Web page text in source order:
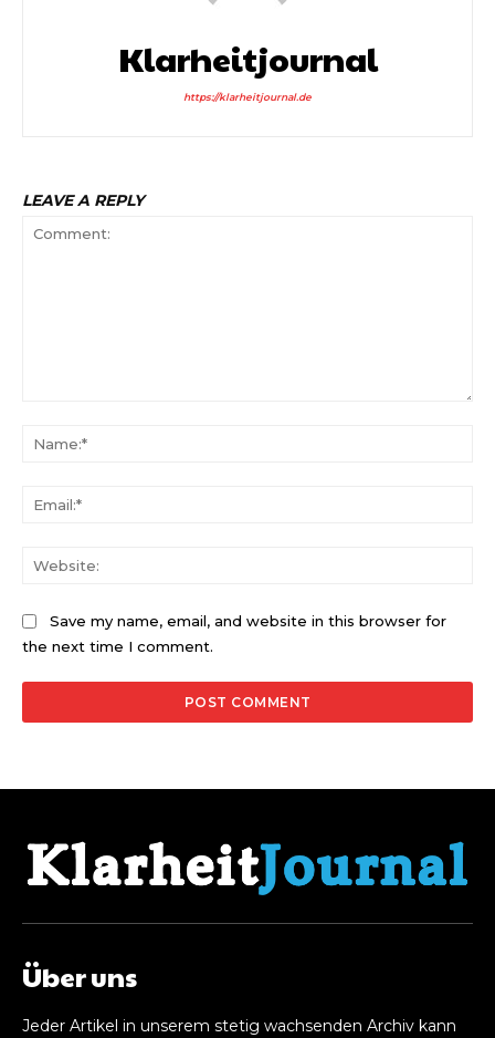
Klarheitjournal
https://klarheitjournal.de
LEAVE A REPLY
Save my name, email, and website in this browser for
the next time I comment.
Über uns
Jeder Artikel in unserem stetig wachsenden Archiv kann